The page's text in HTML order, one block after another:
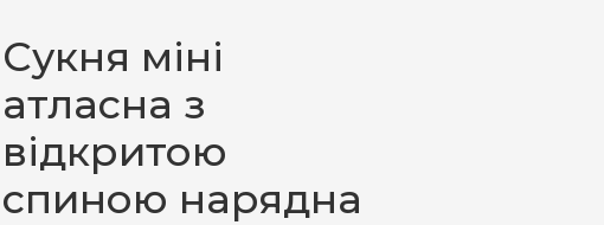
Сукня міні
атласна з
відкритою
спиною нарядна